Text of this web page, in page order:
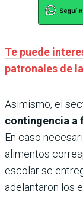
Te puede
patronales de
Asimismo, el
contingencia a
En caso
alimentos
escolar se
adelantaron los